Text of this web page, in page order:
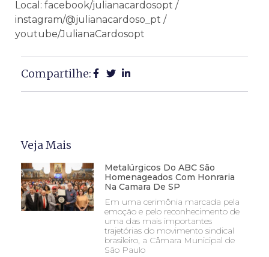
Local: facebook/julianacardosopt /
instagram/@julianacardoso_pt /
youtube/JulianaCardosopt
Compartilhe:
Veja Mais
Metalúrgicos Do ABC São
Homenageados Com Honraria
Na Camara De SP
Em uma cerimônia marcada pela
emoção e pelo reconhecimento de
uma das mais importantes
trajetórias do movimento sindical
brasileiro, a Câmara Municipal de
São Paulo